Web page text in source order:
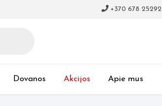
+370 678 25292
Dovanos Akcijos Apie mus